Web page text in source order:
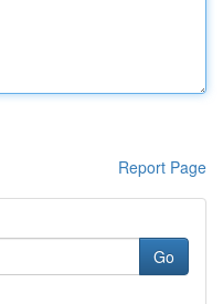
Report Page
Go